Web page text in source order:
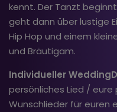
kennt. Der Tanzt
geht dann über lustige
Hip Hop und einem
und Bräutigam.
Individueller
persönliches Lied / eure
Wunschlieder für euren